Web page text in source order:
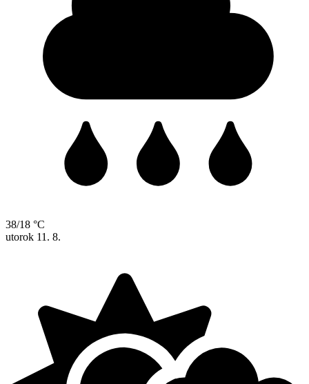
38/18 °C
utorok 11. 8.